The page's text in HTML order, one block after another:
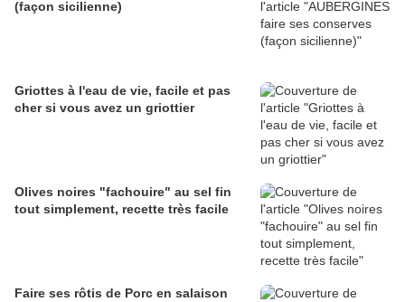
(façon sicilienne)
Griottes à l'eau de vie, facile et pas
cher si vous avez un griottier
Olives noires "fachouire" au sel fin
tout simplement, recette très facile
Faire ses rôtis de Porc en salaison